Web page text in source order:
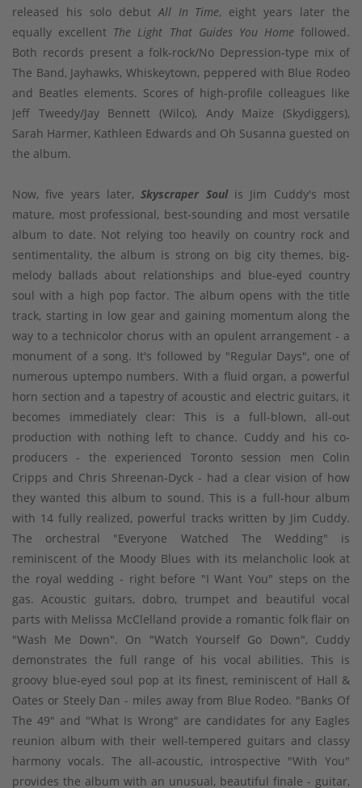
released his solo debutAll In Time, eight years later the
equally excellent The Light That Guides You Homefollowed.
Both records present a folk-rock/No Depression-type mix of
The Band, Jayhawks, Whiskeytown, peppered with Blue Rodeo
and Beatles elements. Scores of high-profile colleagues like
Jeff Tweedy/Jay Bennett (Wilco), Andy Maize (Skydiggers),
Sarah Harmer, Kathleen Edwards and Oh Susanna guested on
the album.
Now, five years later,Skyscraper Soulis Jim Cuddy's most
mature, most professional, best-sounding and most versatile
album to date. Not relying too heavily on country rock and
sentimentality, the album is strong on big city themes, big-
melody ballads about relationships and blue-eyed country
soul with a high pop factor. The album opens with the title
track, starting in low gear and gaining momentum along the
way to a technicolor chorus with an opulent arrangement - a
monument of a song. It's followed by "Regular Days", one of
numerous uptempo numbers. With a fluid organ, a powerful
horn section and a tapestry of acoustic and electric guitars, it
becomes immediately clear: This is a full-blown, all-out
production with nothing left to chance. Cuddy and his co-
producers - the experienced Toronto session men Colin
Cripps and Chris Shreenan-Dyck - had a clear vision of how
they wanted this album to sound. This is a full-hour album
with 14 fully realized, powerful tracks written by Jim Cuddy.
The orchestral "Everyone Watched The Wedding" is
reminiscent of the Moody Blues with its melancholic look at
the royal wedding - right before "I Want You" steps on the
gas. Acoustic guitars, dobro, trumpet and beautiful vocal
parts with Melissa McClelland provide a romantic folk flair on
"Wash Me Down". On "Watch Yourself Go Down", Cuddy
demonstrates the full range of his vocal abilities. This is
groovy blue-eyed soul pop at its finest, reminiscent of Hall &
Oates or Steely Dan - miles away from Blue Rodeo. "Banks Of
The 49" and "What Is Wrong" are candidates for any Eagles
reunion album with their well-tempered guitars and classy
harmony vocals. The all-acoustic, introspective "With You"
provides the album with an unusual, beautiful finale - guitar,